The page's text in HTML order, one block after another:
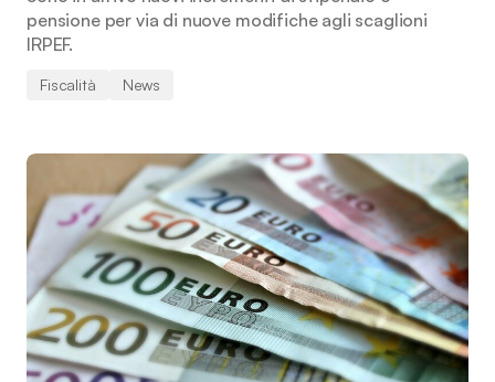
pensione per via di nuove modifiche agli scaglioni
IRPEF.
Fiscalità News